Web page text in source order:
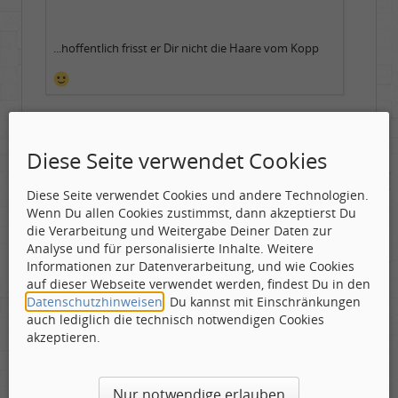
...hoffentlich frisst er Dir nicht die Haare vom Kopp
....hat er schon! :fgrin:
Ehe der Hahn zweimal kräht......
Tom Cody
Labelboss
Geschlecht:
Herkunft:
53898
11 / 2006
In den Fahrstuhl gesetzt......
Diese Seite verwendet Cookies
Diese Seite verwendet Cookies und andere Technologien.
Wenn Du allen Cookies zustimmst, dann akzeptierst Du
die Verarbeitung und Weitergabe Deiner Daten zur
Analyse und für personalisierte Inhalte. Weitere
Informationen zur Datenverarbeitung, und wie Cookies
auf dieser Webseite verwendet werden, findest Du in den
Datenschutzhinweisen . Du kannst mit Einschränkungen
auch lediglich die technisch notwendigen Cookies
akzeptieren.
Nur notwendige erlauben